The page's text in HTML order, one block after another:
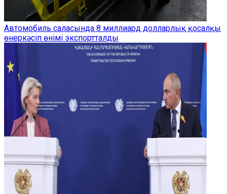
Автомобиль саласында 8 миллиард долларлық қосалқы
өнеркәсіп өнімі экспортталды